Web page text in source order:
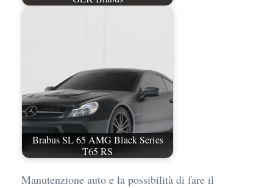
Brabus SL 65 AMG Black Series
T65 RS
Manutenzione auto e la possibilità di fare il